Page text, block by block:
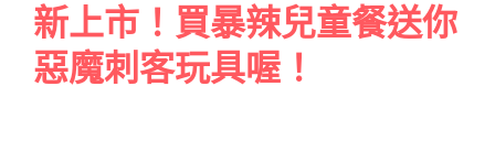
新上市！買暴辣兒童餐送你
惡魔刺客玩具喔！